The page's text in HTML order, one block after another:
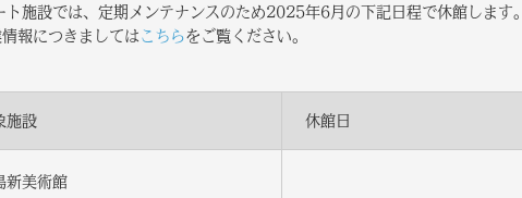
施設では、定期メンテナンスのため2025年6月の下記日程で休館します。
報につきましては こちらをご覧ください。
施設 休館日
新美術館